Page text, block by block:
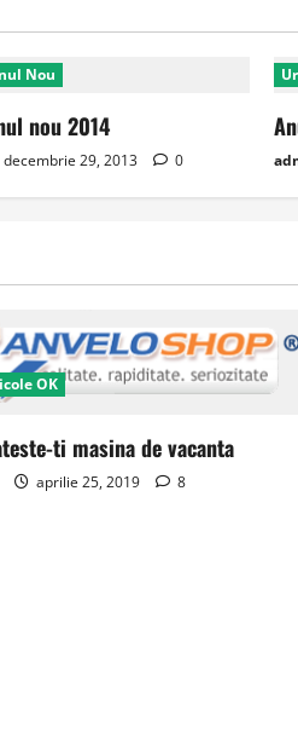
Nou
nou 2014
decembrie 29, 2013 0
OK
ti masina de vacanta
aprilie 25, 2019 8